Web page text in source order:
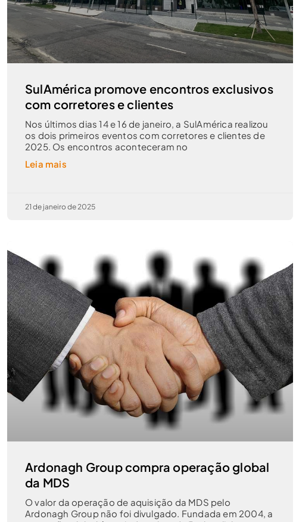
SulAmérica promove encontros exclusivos
com corretores e clientes
Nos últimos dias 14 e 16 de janeiro, a SulAmérica realizou
os dois primeiros eventos com corretores e clientes de
2025. Os encontros aconteceram no
Leia mais
21 de janeiro de 2025
Ardonagh Group compra operação global
da MDS
O valor da operação de aquisição da MDS pelo
Ardonagh Group não foi divulgado. Fundada em 2004, a